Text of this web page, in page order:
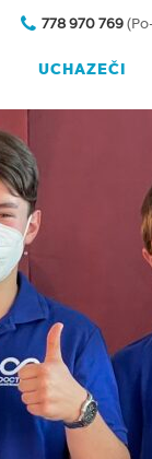
UCHAZEČI
778 970 769